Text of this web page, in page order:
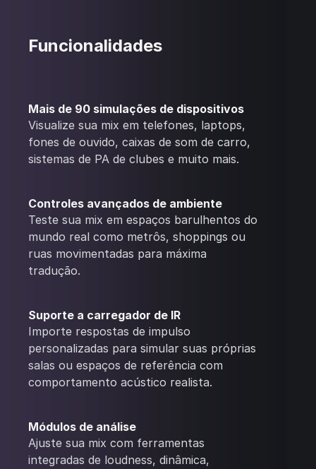
Funcionalidades
Mais de 90 simulações de dispositivos
Visualize sua mix em telefones, laptops,
fones de ouvido, caixas de som de carro,
sistemas de PA de clubes e muito mais.
Controles avançados de ambiente
Teste sua mix em espaços barulhentos do
mundo real como metrôs, shoppings ou
ruas movimentadas para máxima
tradução.
Suporte a carregador de IR
Importe respostas de impulso
personalizadas para simular suas próprias
salas ou espaços de referência com
comportamento acústico realista.
Módulos de análise
Ajuste sua mix com ferramentas
integradas de loudness, dinâmica,